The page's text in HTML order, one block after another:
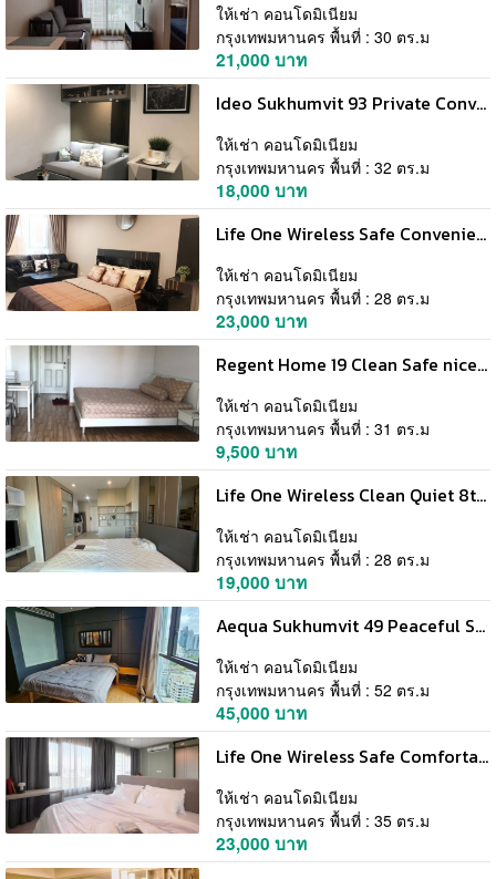
ให้เช่า คอนโดมิเนียม
กรุงเทพมหานคร พื้นที่ : 30 ตร.ม
21,000 บาท
Ideo Sukhumvit 93 Private Convenient 10th Floor BTS BangChak
ให้เช่า คอนโดมิเนียม
กรุงเทพมหานคร พื้นที่ : 32 ตร.ม
18,000 บาท
Life One Wireless Safe Convenient 7th Floor BTS PloenChit
ให้เช่า คอนโดมิเนียม
กรุงเทพมหานคร พื้นที่ : 28 ตร.ม
23,000 บาท
Regent Home 19 Clean Safe nice view 4th Floor BTS BangChak
ให้เช่า คอนโดมิเนียม
กรุงเทพมหานคร พื้นที่ : 31 ตร.ม
9,500 บาท
Life One Wireless Clean Quiet 8th Floor BTS PloenChit
ให้เช่า คอนโดมิเนียม
กรุงเทพมหานคร พื้นที่ : 28 ตร.ม
19,000 บาท
Aequa Sukhumvit 49 Peaceful Safe Clean 22nd Floor BTS Thonglor
ให้เช่า คอนโดมิเนียม
กรุงเทพมหานคร พื้นที่ : 52 ตร.ม
45,000 บาท
Life One Wireless Safe Comfortable 34th Floor BTS PloenChit
ให้เช่า คอนโดมิเนียม
กรุงเทพมหานคร พื้นที่ : 35 ตร.ม
23,000 บาท